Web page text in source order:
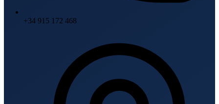
+34 915 172 468